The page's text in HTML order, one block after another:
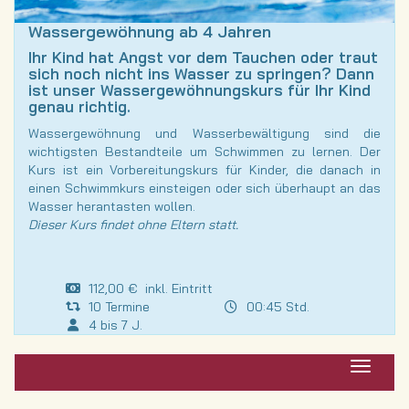
Wassergewöhnung ab 4 Jahren
Ihr Kind hat Angst vor dem Tauchen oder traut
sich noch nicht ins Wasser zu springen? Dann
ist unser Wassergewöhnungskurs für Ihr Kind
genau richtig.
Wassergewöhnung und Wasserbewältigung sind die
wichtigsten Bestandteile um Schwimmen zu lernen. Der
Kurs ist ein Vorbereitungskurs für Kinder, die danach in
einen Schwimmkurs einsteigen oder sich überhaupt an das
Wasser herantasten wollen.
Dieser Kurs findet ohne Eltern statt.
112,00 € inkl. Eintritt
10 Termine
00:45 Std.
4 bis 7 J.